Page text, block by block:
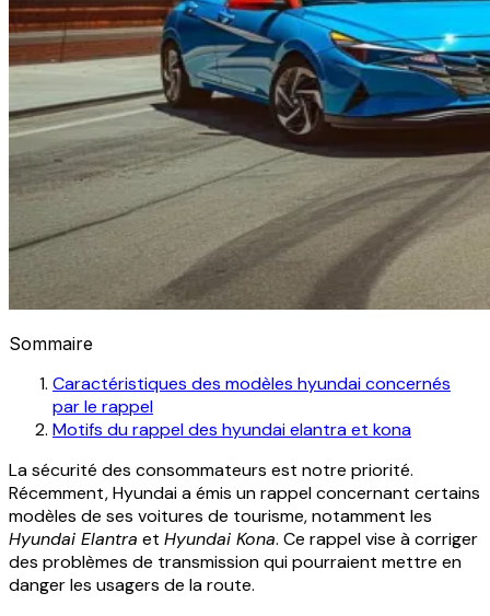
Sommaire
Caractéristiques des modèles hyundai concernés
par le rappel
Motifs du rappel des hyundai elantra et kona
La sécurité des consommateurs est notre priorité.
Récemment, Hyundai a émis unrappelconcernant certains
modèles de ses voitures de tourisme, notamment les
Hyundai Elantra et Hyundai Kona. Ce rappel vise à corriger
des problèmes de transmission qui pourraient mettre en
danger les usagers de la route.